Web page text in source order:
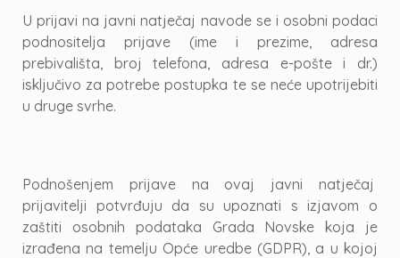
U prijavi na javni natječaj navode se i osobni podaci
podnositelja prijave (ime i prezime, adresa
prebivališta, broj telefona, adresa e-pošte i dr.)
isključivo za potrebe postupka te se neće upotrijebiti
u druge svrhe.
Podnošenjem prijave na ovaj javni natječaj
prijavitelji potvrđuju da su upoznati s izjavom o
zaštiti osobnih podataka Grada Novske koja je
izrađena na temelju Opće uredbe (GDPR), a u kojoj